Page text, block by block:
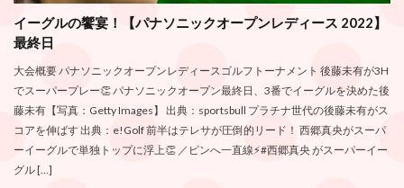
イーグルの饗宴！【パナソニックオープンレディース 2022】
最終日
大会概要 パナソニックオープンレディースゴルフトーナメント 後藤未有が3H
でスーパープレー👏 パナソニックオープン最終日、3番でイーグルを決めた後
藤未有【写真：Getty Images】 出典：sportsbull プラチナ世代の後藤未有がス
コアを伸ばす 出典：e!Golf 前半はテレサが圧倒的リード！ 西郷真央がスーパ
ーイーグルで単独トップに浮上👏 ／ピンへ一直線⚡#西郷真央 がスーパーイー
グル […]